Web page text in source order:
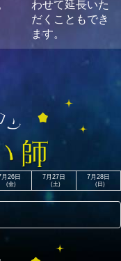
わせて延長いた
だくこともでき
ます。
月26日
(金)
7月27日
(土)
7月28日
(日)